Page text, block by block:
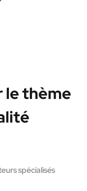
le thème
spécialisés